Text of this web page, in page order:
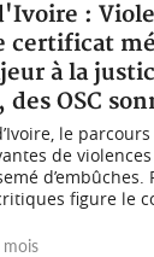
:
certificat
à la
des OSC
le
de
d’embûches.
figure le
mois